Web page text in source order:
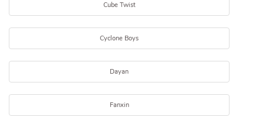
Cube Twist
Cyclone Boys
Dayan
Fanxin